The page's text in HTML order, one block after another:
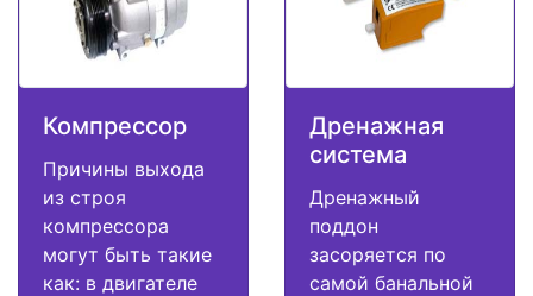
Компрессор
Причины выхода
из строя
компрессора
могут быть такие
как: в двигателе
Дренажная
система
Дренажный
поддон
засоряется по
самой банальной